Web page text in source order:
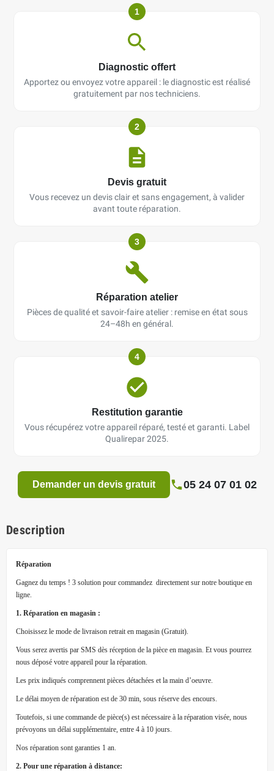
1
Diagnostic offert
Apportez ou envoyez votre appareil : le diagnostic est réalisé
gratuitement par nos techniciens.
2
Devis gratuit
Vous recevez un devis clair et sans engagement, à valider
avant toute réparation.
3
Réparation atelier
Pièces de qualité et savoir-faire atelier : remise en état sous
24–48h en général.
4
Restitution garantie
Vous récupérez votre appareil réparé, testé et garanti. Label
Qualirepar 2025.
Demander un devis gratuit 05 24 07 01 02
Description
Réparation
Gagnez du temps ! 3 solution pour commandez directement sur notre boutique en
ligne.
1. Réparation en magasin :
Choisissez le mode de livraison retrait en magasin (Gratuit).
Vous serez avertis par SMS dès réception de la pièce en magasin. Et vous pourrez
nous déposé votre appareil pour la réparation.
Les prix indiqués comprennent pièces détachées et la main d’oeuvre.
Le délai moyen de réparation est de 30 min, sous réserve des encours.
Toutefois, si une commande de pièce(s) est nécessaire à la réparation visée, nous
prévoyons un délai supplémentaire, entre 4 à 10 jours.
Nos réparation sont garanties 1 an.
2. Pour une réparation à distance: